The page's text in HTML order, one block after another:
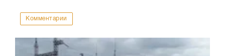
Комментарии